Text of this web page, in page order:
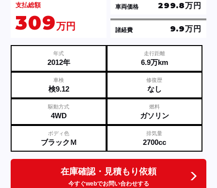
支払総額
309万円 諸経費 9.9万円
車両価格 299.8万円
年式
2012年
走行距離
6.9万km
車検
検9.12
修復歴
なし
駆動方式
4WD
燃料
ガソリン
ボディ色
ブラックＭ
排気量
2700cc
在庫確認・見積もり依頼
今すぐwebでお問い合わせする